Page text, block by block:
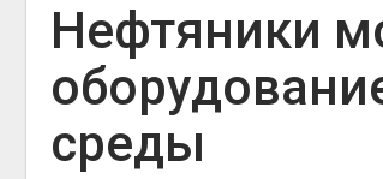
Нефтяники
среды